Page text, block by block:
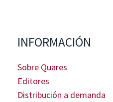
INFORMACIÓN
Sobre Quares
Editores
Distribución a demanda